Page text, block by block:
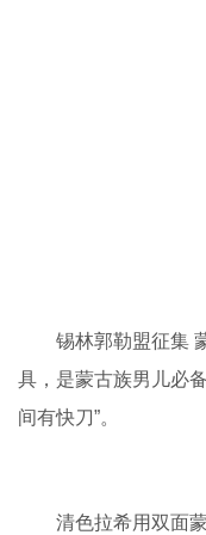
锡林郭勒盟征集
具，是蒙古族男儿必
间有快刀”。
清色拉希用双面